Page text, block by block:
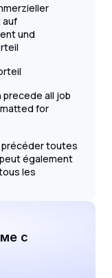
auf
und
all job
for
précéder toutes
également
les
с